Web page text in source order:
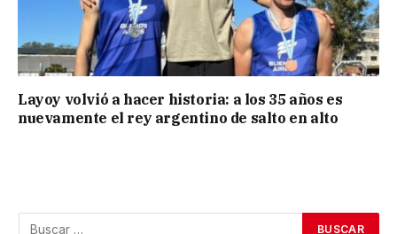
Layoy volvió a hacer historia: a los 35 años es
nuevamente el rey argentino de salto en alto